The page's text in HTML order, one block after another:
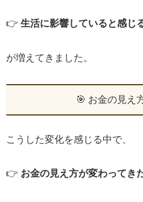
👉 生活に影響していると感じ
が増えてきました。
🎯 お金の見え
こうした変化を感じる中で、
👉 お金の見え方が変わってき